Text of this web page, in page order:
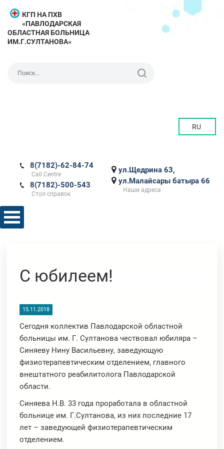
КГП НА ПХВ
«ПАВЛОДАРСКАЯ
ОБЛАСТНАЯ БОЛЬНИЦА
ИМ.Г.СУЛТАНОВА»
RU
ул.Щедрина 63,
ул.Малайсары батыра 66
Наши адреса
8(7182)-62-84-74
Call Centre
8(7182)-500-543
Стол справок
С юбилеем!
15.11.2018
Сегодня коллектив Павлодарской областной
больницы им. Г. Султанова чествовал юбиляра –
Синяеву Нину Васильевну, заведующую
физиотерапевтическим отделением, главного
внештатного реабилитолога Павлодарской
области.
Синяева Н.В. 33 года проработала в областной
больнице им. Г.Султанова, из них последние 17
лет – заведующей физиотерапевтическим
отделением.